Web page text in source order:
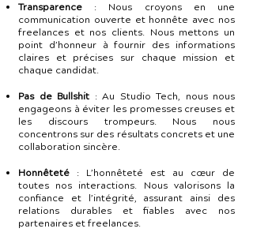
Transparence : Nous croyons en une
communication ouverte et honnête avec nos
freelances et nos clients. Nous mettons un
point d’honneur à fournir des informations
claires et précises sur chaque mission et
chaque candidat.
Pas de Bullshit : Au Studio Tech, nous nous
engageons à éviter les promesses creuses et
les discours trompeurs. Nous nous
concentrons sur des résultats concrets et une
collaboration sincère.
Honnêteté : L’honnêteté est au cœur de
toutes nos interactions. Nous valorisons la
confiance et l’intégrité, assurant ainsi des
relations durables et fiables avec nos
partenaires et freelances.